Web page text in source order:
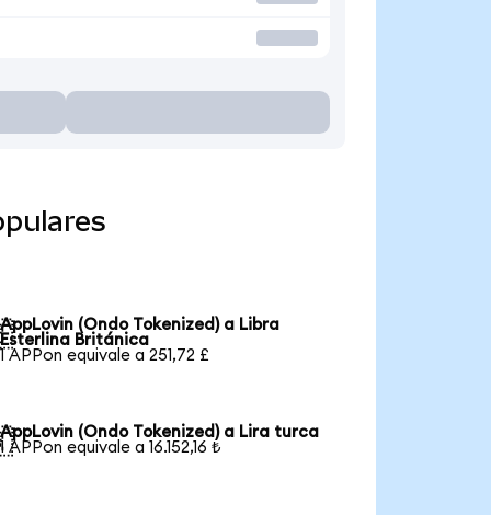
AppLovin (Ondo Tokenized) a Libra
Esterlina Británica
1 APPon equivale a 251,72 £
AppLovin (Ondo Tokenized) a Lira turca
1 APPon equivale a 16.152,16 ₺